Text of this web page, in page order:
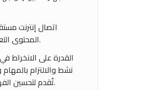
اتصال إنترنت
المحتوى التعليمي عن بُعد.
القدرة على الانخراط
نشط والالتزام بالمهام
تُقدم لتحسين الفهم والمهارات.